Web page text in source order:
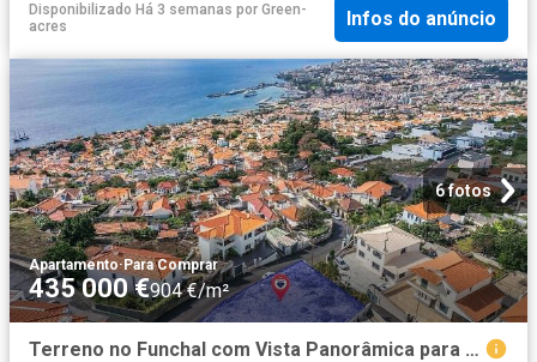
Disponibilizado Há 3 semanas por Green-
acres
Infos do anúncio
6 fotos
Apartamento·Para Comprar
435 000 €904 €/m²
Terreno no Funchal com Vista Panorâmica para o Mar e Baía 481m² São Gonçalo